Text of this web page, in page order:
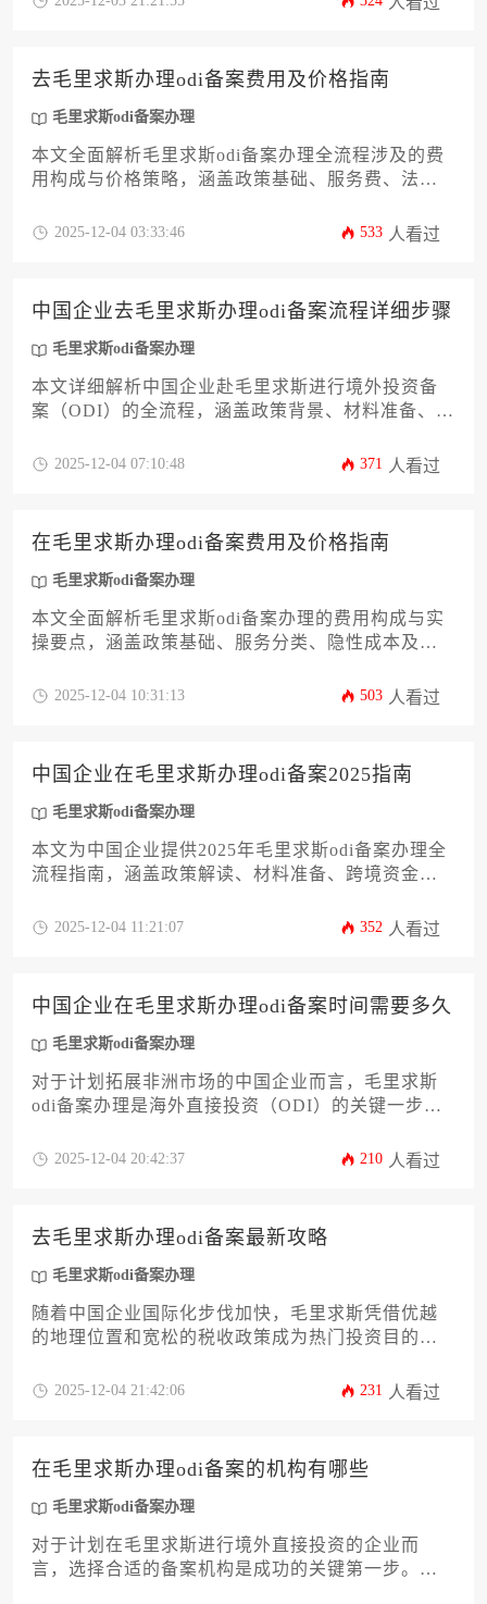
去毛里求斯办理odi备案费用及价格指南
毛里求斯odi备案办理
本文全面解析毛里求斯odi备案办理全流程涉及的费
用构成与价格策略，涵盖政策基础、服务费、法律
块。文章针对企业主及高管群体，结合实操案例与
潜在风险，实现高效合规的境外投资布局。
2025-12-04 03:33:46 533 人看过
中国企业去毛里求斯办理odi备案流程详细步骤
毛里求斯odi备案办理
本文详细解析中国企业赴毛里求斯进行境外投资备
案（ODI）的全流程，涵盖政策背景、材料准备、部
阐述，为企业主提供从零开始完成毛里求斯odi备案
2025-12-04 07:10:48 371 人看过
在毛里求斯办理odi备案费用及价格指南
毛里求斯odi备案办理
本文全面解析毛里求斯odi备案办理的费用构成与实
操要点，涵盖政策基础、服务分类、隐性成本及合
础服务到数万美金综合方案的价格参考体系，并重
2025-12-04 10:31:13 503 人看过
中国企业在毛里求斯办理odi备案2025指南
毛里求斯odi备案办理
本文为中国企业提供2025年毛里求斯odi备案办理全
流程指南，涵盖政策解读、材料准备、跨境资金合
务部、发改委备案要求与毛里求斯投资局
最新自贸协定优惠条款应用及实战案例解析，助力
企业精准布局非洲市场。
2025-12-04 11:21:07 352 人看过
中国企业在毛里求斯办理odi备案时间需要多久
毛里求斯odi备案办理
对于计划拓展非洲市场的中国企业而言，毛里求斯
odi备案办理是海外直接投资（ODI）的关键一步。
间。实际上，从前期准备到最终获得备案通知书，
析时间构成，并提供一套详尽的加速攻略，助您高
效完成备案，顺利出海。
2025-12-04 20:42:37 210 人看过
去毛里求斯办理odi备案最新攻略
毛里求斯odi备案办理
随着中国企业国际化步伐加快，毛里求斯凭借优越
的地理位置和宽松的税收政策成为热门投资目的
斯odi备案办理全流程，涵盖政策解读、材料准备、
外投资备案，为跨境业务布局提供实用指南。
2025-12-04 21:42:06 231 人看过
在毛里求斯办理odi备案的机构有哪些
毛里求斯odi备案办理
对于计划在毛里求斯进行境外直接投资的企业而
言，选择合适的备案机构是成功的关键第一步。本